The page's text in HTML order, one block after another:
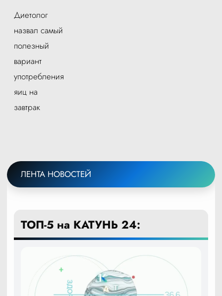
Диетолог
назвал самый
полезный
вариант
употребления
яиц на
завтрак
ЛЕНТА НОВОСТЕЙ
ТОП-5 на КАТУНЬ 24: